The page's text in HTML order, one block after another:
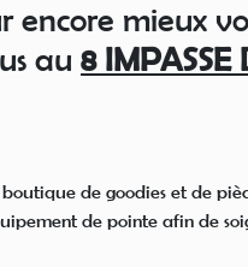
mieux
au 8 IMPASSE
de goodies et de
de pointe afin de